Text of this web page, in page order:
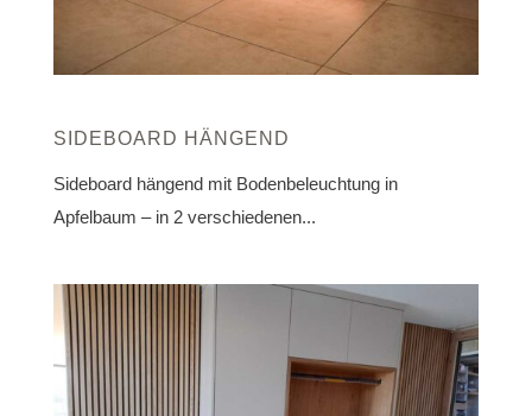
SIDEBOARD HÄNGEND
Sideboard hängend mit Bodenbeleuchtung in
Apfelbaum – in 2 verschiedenen...